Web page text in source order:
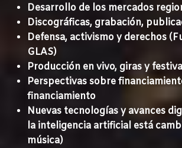
Desarrollo de los mercados
Discográficas, grabación,
Defensa, activismo y derechos
GLAS)
Producción en vivo, giras y
Perspectivas sobre
financiamiento
Nuevas tecnologías y avances
la inteligencia artificial está
música)